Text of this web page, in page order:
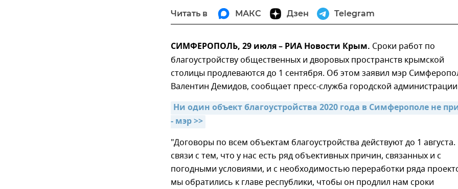
Читать в МАКС Дзен Telegram
СИМФЕРОПОЛЬ, 29 июля – РИА Новости Крым. Сроки работ по
благоустройству общественных и дворовых пространств крымской
столицы продлеваются до 1 сентября. Об этом заявил мэр
Валентин Демидов, сообщает пресс-служба городской
Ни один объект благоустройства 2020 года в Симферополе не
- мэр >>
"Договоры по всем объектам благоустройства действуют до 1 августа.
связи с тем, что у нас есть ряд объективных причин, связанных и с
погодными условиями, и с необходимостью переработки ряда
мы обратились к главе республики, чтобы он продлил нам сроки